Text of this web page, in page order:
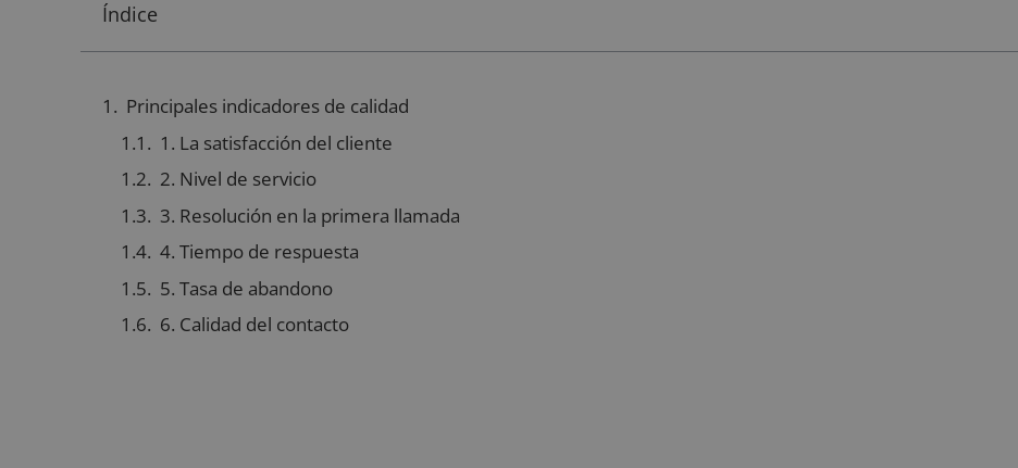
Índice
Principales indicadores de calidad
1. La satisfacción del cliente
2. Nivel de servicio
3. Resolución en la primera llamada
4. Tiempo de respuesta
5. Tasa de abandono
6. Calidad del contacto